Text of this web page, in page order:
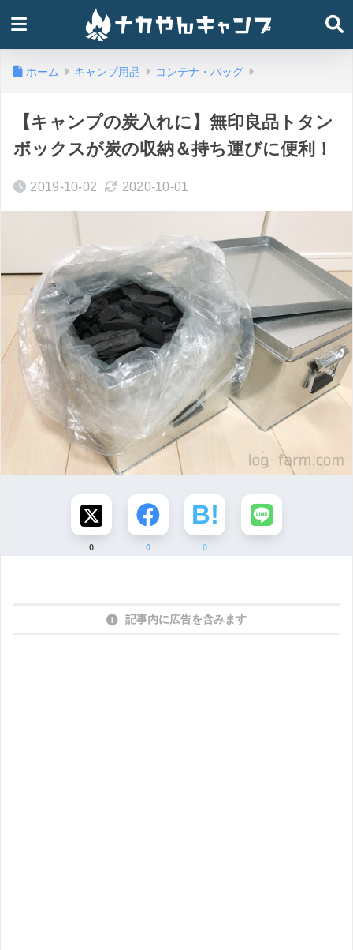
ホーム キャンプ用品 コンテナ・バッグ
【キャンプの炭入れに】無印良品トタン
ボックスが炭の収納＆持ち運びに便利！
2019-10-02 2020-10-01
0 0 0
記事内に広告を含みます